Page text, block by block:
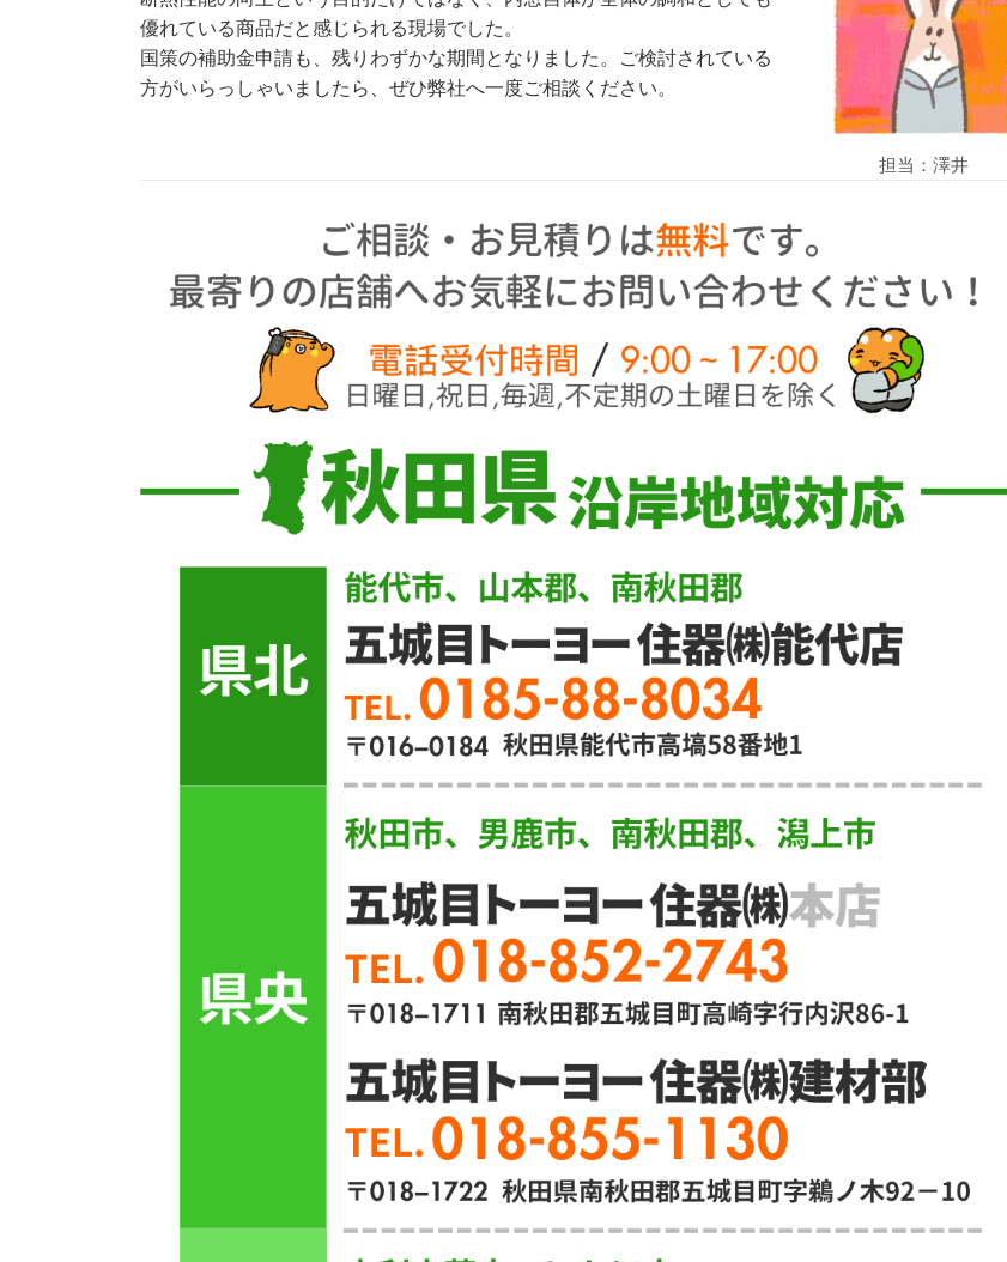
優れている商品だと感じられる現場でした。
国策の補助金申請も、残りわずかな期間となりました。ご検討されている
方がいらっしゃいましたら、ぜひ弊社へ一度ご相談ください。
担当：澤井